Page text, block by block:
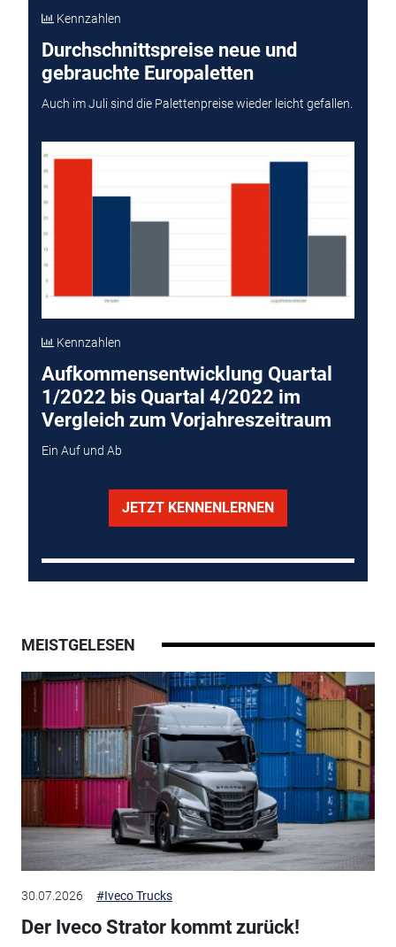
Kennzahlen
Durchschnittspreise neue und
gebrauchte Europaletten
Auch im Juli sind die Palettenpreise wieder leicht gefallen.
Kennzahlen
Aufkommensentwicklung Quartal
1/2022 bis Quartal 4/2022 im
Vergleich zum Vorjahreszeitraum
Ein Auf und Ab
JETZT KENNENLERNEN
MEISTGELESEN
30.07.2026 #Iveco Trucks
Der Iveco Strator kommt zurück!